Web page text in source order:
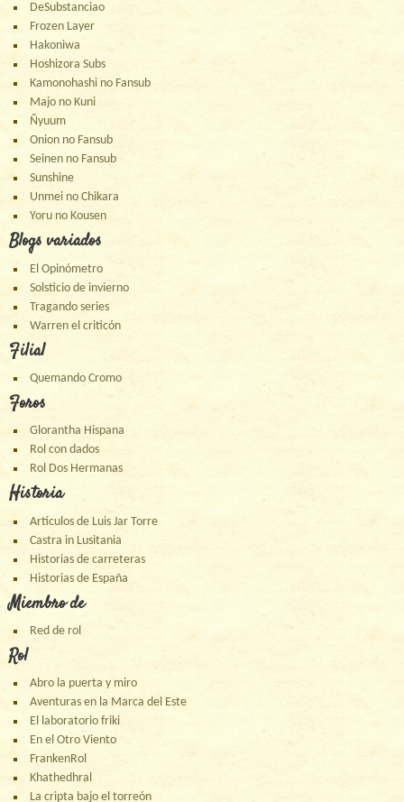
DeSubstanciao
Frozen Layer
Hakoniwa
Hoshizora Subs
Kamonohashi no Fansub
Majo no Kuni
Ñyuum
Onion no Fansub
Seinen no Fansub
Sunshine
Unmei no Chikara
Yoru no Kousen
Blogs variados
El Opinómetro
Solsticio de invierno
Tragando series
Warren el criticón
Filial
Quemando Cromo
Foros
Glorantha Hispana
Rol con dados
Rol Dos Hermanas
Historia
Artículos de Luis Jar Torre
Castra in Lusitania
Historias de carreteras
Historias de España
Miembro de
Red de rol
Rol
Abro la puerta y miro
Aventuras en la Marca del Este
El laboratorio friki
En el Otro Viento
FrankenRol
Khathedhral
La cripta bajo el torreón